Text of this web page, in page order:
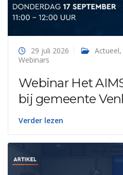
29 juli 2026 Actueel,
Webinars
Webinar Het
bij gemeente
Verder lezen